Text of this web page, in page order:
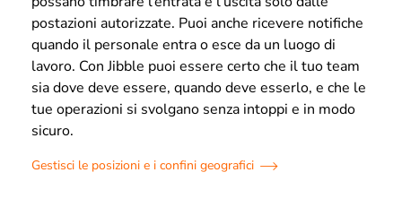
postazioni autorizzate. Puoi anche ricevere notifiche
quando il personale entra o esce da un luogo di
lavoro. Con Jibble puoi essere certo che il tuo team
sia dove deve essere, quando deve esserlo, e che le
tue operazioni si svolgano senza intoppi e in modo
sicuro.
Gestisci le posizioni e i confini geografici